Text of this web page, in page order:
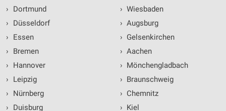
›
Dortmund
›
Düsseldorf
›
Essen
›
Bremen
›
Hannover
›
Leipzig
›
Nürnberg
›
Duisburg
› Wiesbaden
› Augsburg
› Gelsenkirchen
› Aachen
› Mönchengladbach
› Braunschweig
› Chemnitz
› Kiel